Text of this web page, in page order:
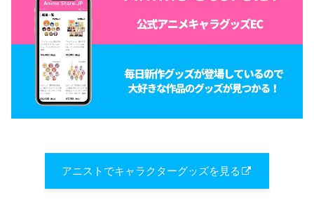
アニストでキャラクターグッズを見る